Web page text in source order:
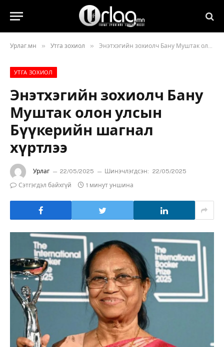
Урлаг.мн » Утга зохиол » Энэтхэгийн зохиолч Бану Муштак олон улсын Бүүкерийн шагнал хүртлээ
УТГА ЗОХИОЛ
Энэтхэгийн зохиолч Бану
Муштак олон улсын
Бүүкерийн шагнал
хүртлээ
Урлаг 22/05/2025 Шинэчлэгдсэн: 22/05/2025
Сэтгэгдэл байхгүй
1 минут уншина